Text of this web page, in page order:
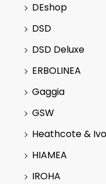
DEshop
DSD
DSD Deluxe
ERBOLINEA
Gaggia
GSW
Heathcote &
HIAMEA
IROHA